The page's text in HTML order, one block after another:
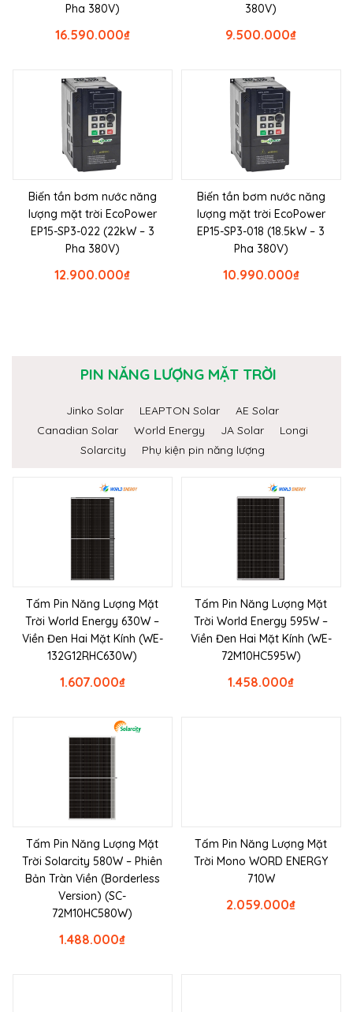
Pha 380V)
₫
16.590.000
380V)
₫
9.500.000
Biến tần bơm nước năng
lượng mặt trời EcoPower
EP15-SP3-022 (22kW – 3
Pha 380V)
₫
12.900.000
Biến tần bơm nước năng
lượng mặt trời EcoPower
EP15-SP3-018 (18.5kW – 3
Pha 380V)
₫
10.990.000
PIN NĂNG LƯỢNG MẶT TRỜI
Jinko Solar LEAPTON Solar
AE Solar
Canadian Solar
World Energy JA Solar
Longi
Solarcity
Phụ kiện pin năng lượng
Tấm Pin Năng Lượng Mặt
Trời World Energy 630W –
Viền Đen Hai Mặt Kính (WE-
132G12RHC630W)
₫
1.607.000
Tấm Pin Năng Lượng Mặt
Trời World Energy 595W –
Viền Đen Hai Mặt Kính (WE-
72M10HC595W)
₫
1.458.000
Tấm Pin Năng Lượng Mặt
Trời Solarcity 580W – Phiên
Bản Tràn Viền (Borderless
Version) (SC-
72M10HC580W)
₫
1.488.000
Tấm Pin Năng Lượng Mặt
Trời Mono WORD ENERGY
710W
₫
2.059.000